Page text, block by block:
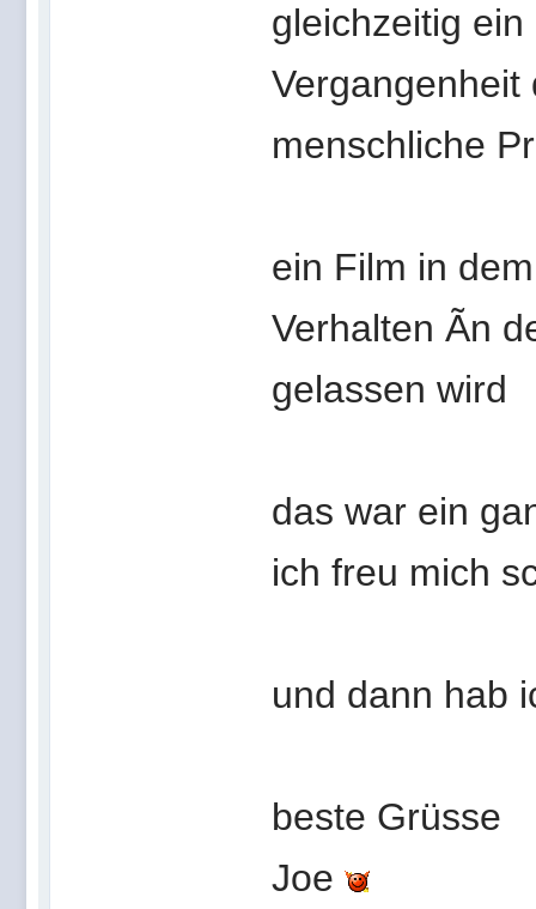
gleichzeitig
Vergangenheit
menschliche
ein Film in
Verhalten Ã­n
gelassen wird
das war ein
ich freu mich
und dann hab
beste Grüsse
Joe